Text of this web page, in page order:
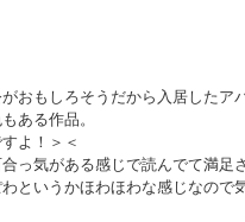
おもしろそうだから入居したア
ある作品。
よ！＞＜
っ気がある感じで読んでて満足
というかほわほわな感じなので